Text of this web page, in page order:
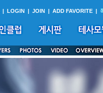
| LOGIN | JOIN | ADD FAVORITE |